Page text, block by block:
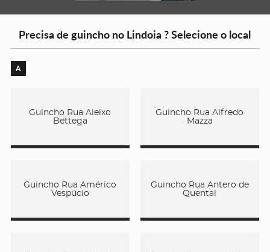
Precisa de guincho no Lindoia ? Selecione o local
A
Guincho Rua Aleixo
Bettega
Guincho Rua Alfredo
Mazza
Guincho Rua Américo
Vespúcio
Guincho Rua Antero de
Quental